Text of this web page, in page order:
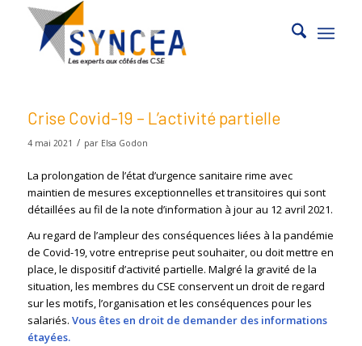
Crise Covid-19 – L’activité partielle
4 mai 2021 / par Elsa Godon
La prolongation de l’état d’urgence sanitaire rime avec
maintien de mesures exceptionnelles et transitoires qui sont
détaillées au fil de la note d’information à jour au 12 avril 2021.
Au regard de l’ampleur des conséquences liées à la pandémie
de Covid-19, votre entreprise peut souhaiter, ou doit mettre en
place, le dispositif d’activité partielle. Malgré la gravité de la
situation, les membres du CSE conservent un droit de regard
sur les motifs, l’organisation et les conséquences pour les
salariés. Vous êtes en droit de demander des informations
étayées.